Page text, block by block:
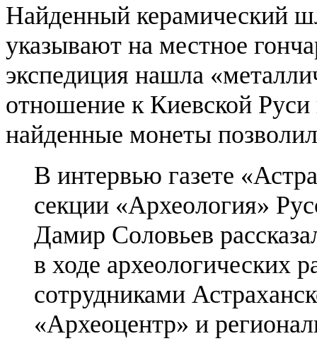
Найденный керамический
указывают на местное
экспедиция нашла
отношение к Киевской
найденные монеты
В интервью газете
секции «Археология»
Дамир Соловьев
в ходе археологических
сотрудниками
«Археоцентр» и